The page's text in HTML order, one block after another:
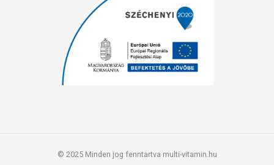
© 2025 Minden jog fenntartva multi-vitamin.hu